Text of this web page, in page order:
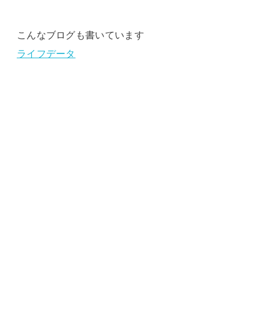
こんなブログも書いています
ライフデータ